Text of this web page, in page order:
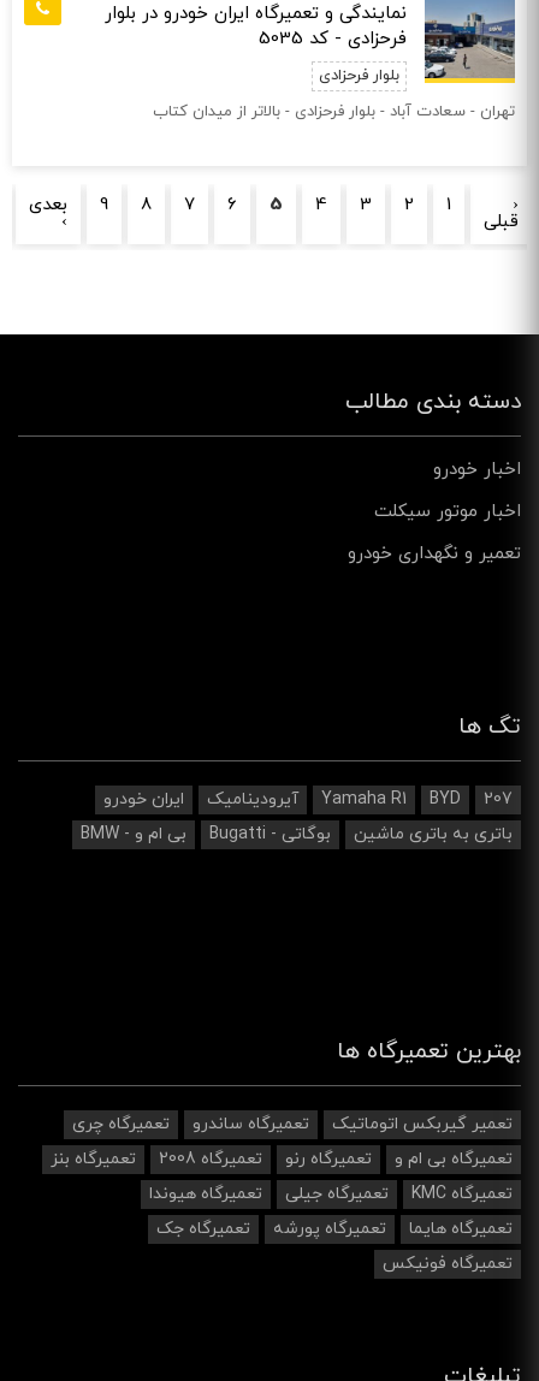
نمایندگی و تعمیرگاه ایران خودرو در بلوار
فرحزادی - کد 5035
بلوار فرحزادی
تهران - سعادت آباد - بلوار فرحزادی - بالاتر از میدان کتاب
‹
قبلی
1
2
3
4
5
6
7
8
9 بعدی
›
دسته بندی مطالب
اخبار خودرو
اخبار موتور سیکلت
تعمیر و نگهداری خودرو
تگ ها
207
BYD
Yamaha R1 آیرودینامیک‌
ایران خودرو
باتری به باتری ماشین
بوگاتی - Bugatti بی ام و - BMW
بهترین تعمیرگاه ها
تعمیر گیربکس اتوماتیک تعمیرگاه ساندرو
تعمیرگاه چری
تعمیرگاه بی ام و
تعمیرگاه رنو تعمیرگاه 2008
تعمیرگاه بنز
تعمیرگاه KMC
تعمیرگاه جیلی
تعمیرگاه هیوندا
تعمیرگاه هایما
تعمیرگاه پورشه
تعمیرگاه جک
تعمیرگاه فونیکس